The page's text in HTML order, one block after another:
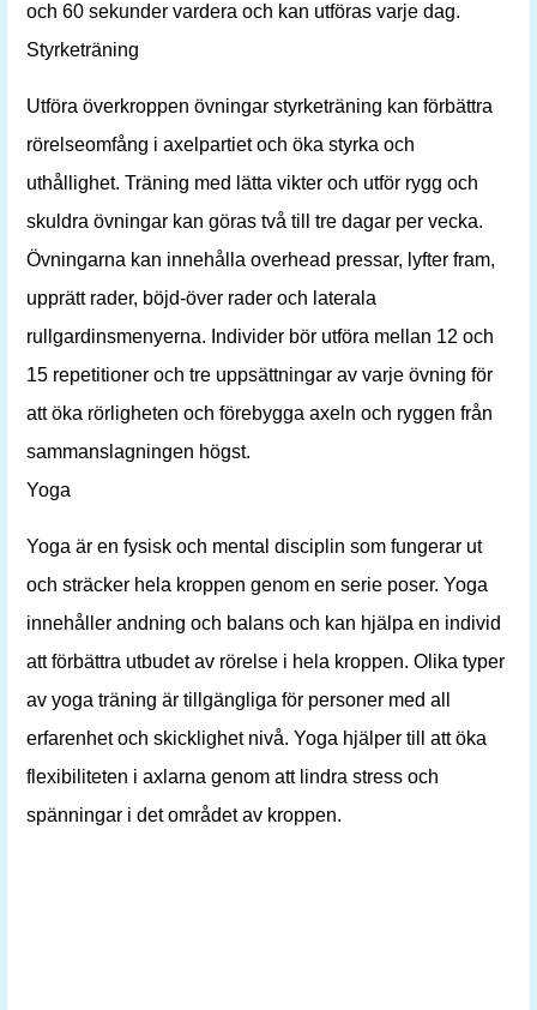
och 60 sekunder vardera och kan utföras varje dag.
Styrketräning
Utföra överkroppen övningar styrketräning kan förbättra
rörelseomfång i axelpartiet och öka styrka och
uthållighet. Träning med lätta vikter och utför rygg och
skuldra övningar kan göras två till tre dagar per vecka.
Övningarna kan innehålla overhead pressar, lyfter fram,
upprätt rader, böjd-över rader och laterala
rullgardinsmenyerna. Individer bör utföra mellan 12 och
15 repetitioner och tre uppsättningar av varje övning för
att öka rörligheten och förebygga axeln och ryggen från
sammanslagningen högst.
Yoga
Yoga är en fysisk och mental disciplin som fungerar ut
och sträcker hela kroppen genom en serie poser. Yoga
innehåller andning och balans och kan hjälpa en individ
att förbättra utbudet av rörelse i hela kroppen. Olika typer
av yoga träning är tillgängliga för personer med all
erfarenhet och skicklighet nivå. Yoga hjälper till att öka
flexibiliteten i axlarna genom att lindra stress och
spänningar i det området av kroppen.